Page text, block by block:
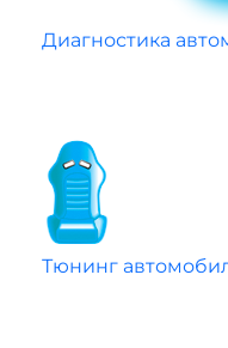
Диагностика
Тюнинг